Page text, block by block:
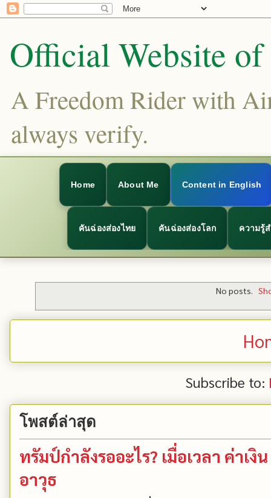
Official Website
A Freedom Rider with
always verify.
Home About Me Content in English
คันฉ่องส่องไทย คันฉ่องส่องโลก ความรู้
No posts.
Subscribe to:
โพสต์ล่าสุด
ทรัมป์กำลังรออะไร? เมื่อเวลา ค่าเ
อาวุธ